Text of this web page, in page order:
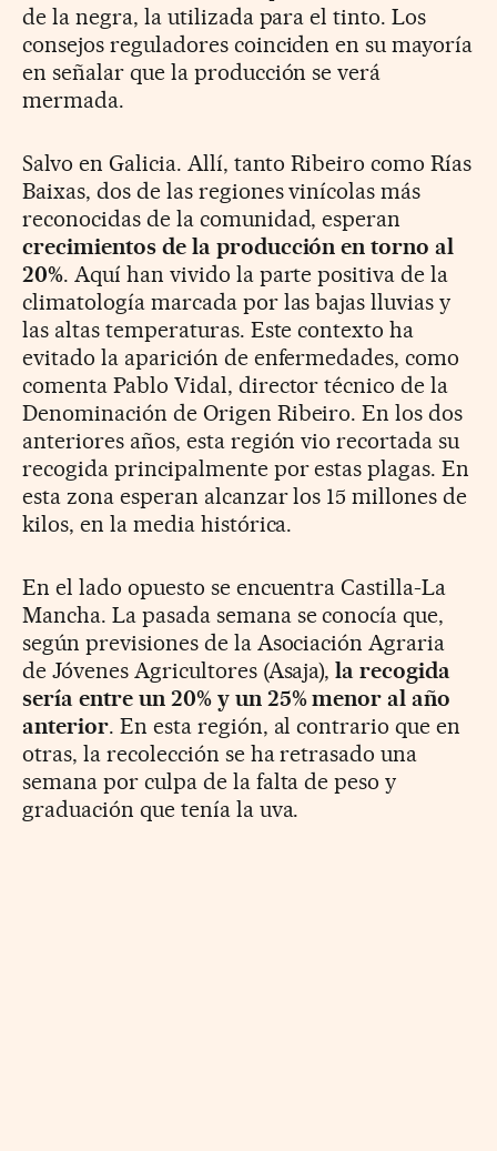
de la negra, la utilizada para el tinto. Los
consejos reguladores coinciden en su mayoría
en señalar que la producción se verá
mermada.
Salvo en Galicia. Allí, tanto Ribeiro como Rías
Baixas, dos de las regiones vinícolas más
reconocidas de la comunidad, esperan
crecimientos de la producción en torno al
20%. Aquí han vivido la parte positiva de la
climatología marcada por las bajas lluvias y
las altas temperaturas. Este contexto ha
evitado la aparición de enfermedades, como
comenta Pablo Vidal, director técnico de la
Denominación de Origen Ribeiro. En los dos
anteriores años, esta región vio recortada su
recogida principalmente por estas plagas. En
esta zona esperan alcanzar los 15 millones de
kilos, en la media histórica.
En el lado opuesto se encuentra Castilla-La
Mancha. La pasada semana se conocía que,
según previsiones de la Asociación Agraria
de Jóvenes Agricultores (Asaja),la recogida
sería entre un 20% y un 25% menor al año
anterior. En esta región, al contrario que en
otras, la recolección se ha retrasado una
semana por culpa de la falta de peso y
graduación que tenía la uva.